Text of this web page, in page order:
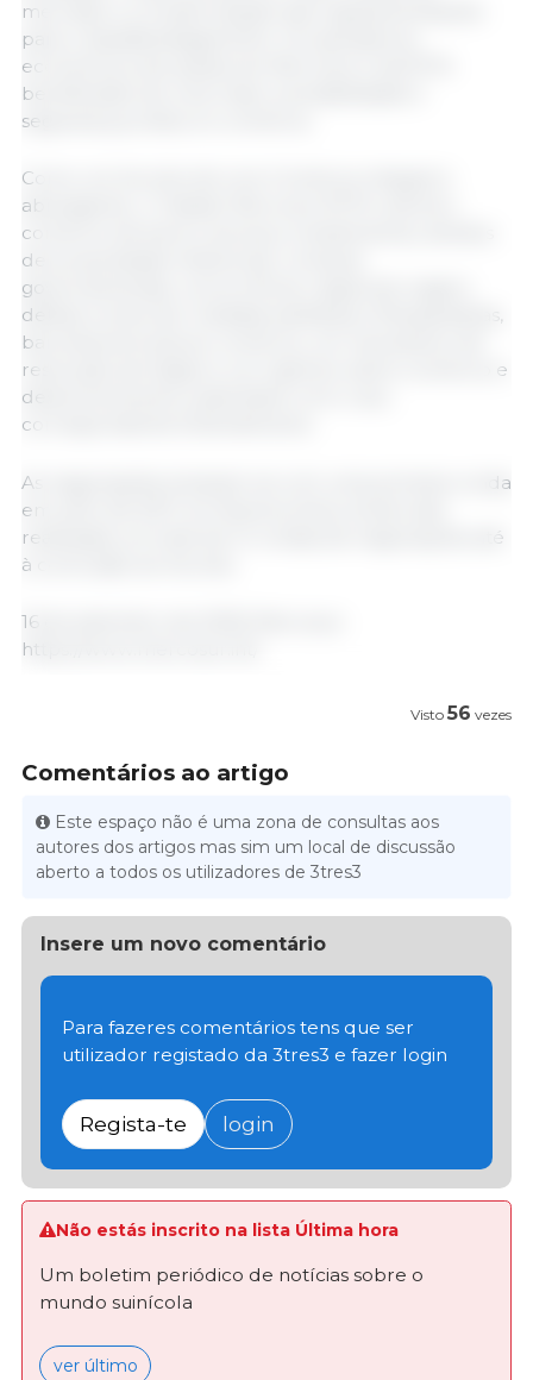
mercado e a modernização das regulamentações
para o desalfandegamento. Os operadores
económicos dos países do Mercosul e da EFTA
beneficiarão de uma maior previsibilidade e
segurança jurídica no comércio.
Como um Acordo de Livre Comércio integral e
abrangente, o Tratado Mercosul-EFTA cobrirá o
comércio de bens e serviços, investimentos, direitos
de propriedade intelectual, compras
governamentais, concorrência, regras de origem,
defesa comercial, medidas sanitárias e fitossanitárias,
barreiras técnicas ao comércio, um mecanismo de
resolução de litígios e um capítulo sobre comércio e
desenvolvimento sustentável com o seu
correspondente Entendimento.
As negociações iniciaram-se com uma primeira ronda
em julho de 2017, em Buenos Aires, tendo sido
realizadas um total de 14 rondas de negociações até
à conclusão do Acordo.
16 de setembro de 2025/ Mercosur.
https://www.mercosur.int/
Visto 56 vezes
Comentários ao artigo
Este espaço não é uma zona de consultas aos
autores dos artigos mas sim um local de discussão
aberto a todos os utilizadores de 3tres3
Insere um novo comentário
Para fazeres comentários tens que ser
utilizador registado da 3tres3 e fazer login
Regista-te login
Não estás inscrito na lista Última hora
Um boletim periódico de notícias sobre o
mundo suinícola
ver último